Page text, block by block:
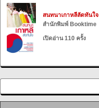
สนทนาเกาหลีลัดทันใจ
สำนักพิมพ์ Booktime
เปิดอ่าน 110 ครั้ง